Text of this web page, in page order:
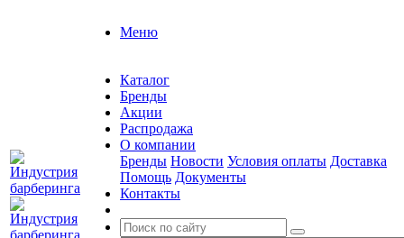
Меню
Каталог
Бренды
Акции
Распродажа
О компании
Бренды Новости Условия оплаты Доставка
Помощь Документы
Контакты